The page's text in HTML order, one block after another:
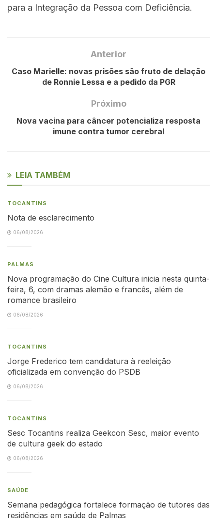
para a Integração da Pessoa com Deficiência.
Anterior
Caso Marielle: novas prisões são fruto de delação
de Ronnie Lessa e a pedido da PGR
Próximo
Nova vacina para câncer potencializa resposta
imune contra tumor cerebral
LEIA TAMBÉM
TOCANTINS
Nota de esclarecimento
06/08/2026
PALMAS
Nova programação do Cine Cultura inicia nesta quinta-
feira, 6, com dramas alemão e francês, além de
romance brasileiro
06/08/2026
TOCANTINS
Jorge Frederico tem candidatura à reeleição
oficializada em convenção do PSDB
06/08/2026
TOCANTINS
Sesc Tocantins realiza Geekcon Sesc, maior evento
de cultura geek do estado
06/08/2026
SAÚDE
Semana pedagógica fortalece formação de tutores das
residências em saúde de Palmas